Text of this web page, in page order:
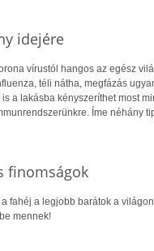
idejére
vírustól hangos az egész
téli nátha, megfázás
a lakásba kényszeríthet most
Íme néhány
finomságok
fahéj a legjobb barátok a
mennek!